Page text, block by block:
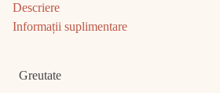
Descriere
Informații suplimentare
Greutate